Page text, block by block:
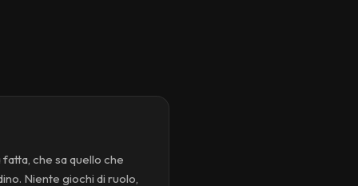
che sa quello che
Niente giochi di ruolo,